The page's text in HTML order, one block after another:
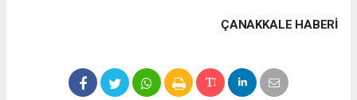
ÇANAKKALE HABERİ